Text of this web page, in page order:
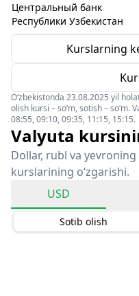
Центральный банк
Республики Узбекистан
Kurslarning
O‘zbekistonda 23.08.2025 yil
olish kursi – so‘m, sotish –
08:55, 09:10, 09:35, 11:15, 15:15.
Valyuta
Dollar, rubl va yevroning
kurslarining o‘zgarishi.
USD
Sotib olish